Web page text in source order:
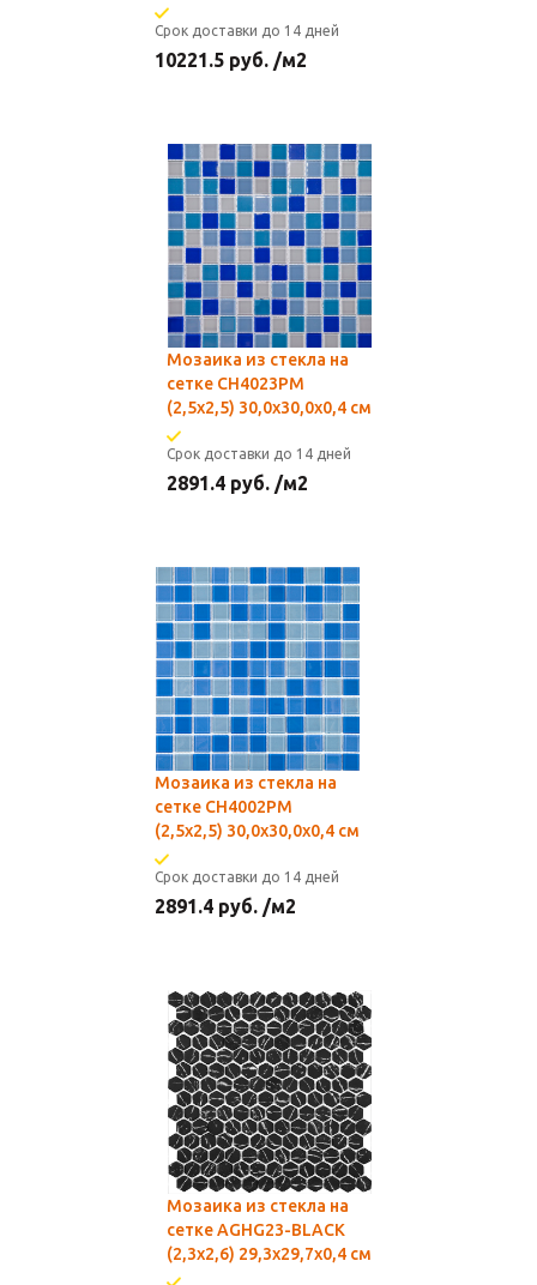
Срок доставки до 14 дней
10221.5 руб. /м2
Мозаика из стекла на
сетке CH4023РМ
(2,5x2,5) 30,0х30,0x0,4 см
Срок доставки до 14 дней
2891.4 руб. /м2
Мозаика из стекла на
сетке CH4002РМ
(2,5x2,5) 30,0х30,0x0,4 см
Срок доставки до 14 дней
2891.4 руб. /м2
Мозаика из стекла на
сетке AGHG23-BLACK
(2,3x2,6) 29,3х29,7x0,4 см